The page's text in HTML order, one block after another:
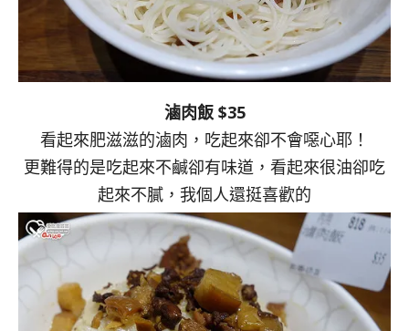
滷肉飯 $35
看起來肥滋滋的滷肉，吃起來卻不會噁心耶！
更難得的是吃起來不鹹卻有味道，看起來很油卻吃
起來不膩，我個人還挺喜歡的